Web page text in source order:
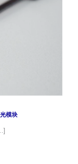
模块